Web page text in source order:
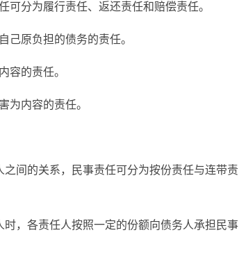
可分为履行责任、返还责任和赔偿责任。
己原负担的债务的责任。
容的责任。
为内容的责任。
间的关系，民事责任可分为按份责任与连带责
，各责任人按照一定的份额向债务人承担民事